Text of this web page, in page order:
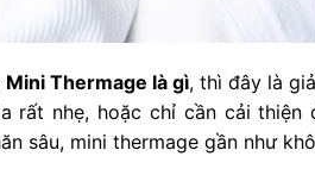
Mini Thermage là gì, thì đây là
rất nhẹ, hoặc chỉ cần cải thiện
sâu, mini thermage gần như